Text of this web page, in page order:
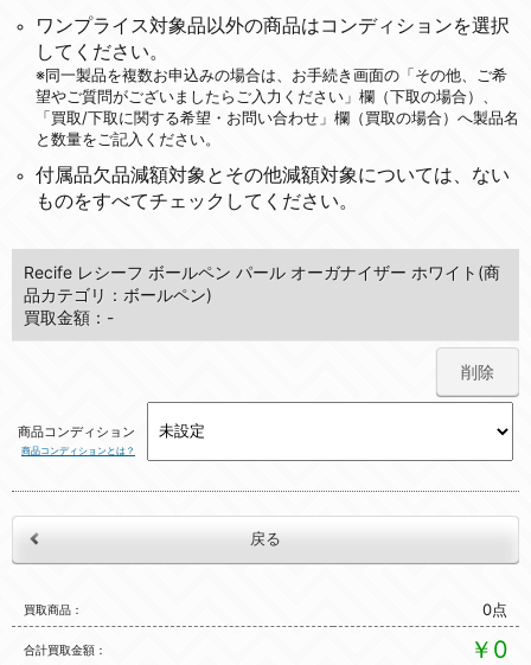
ワンプライス対象品以外の商品はコンディションを選択
してください。
※同一製品を複数お申込みの場合は、お手続き画面の「その他、ご希
望やご質問がございましたらご入力ください」欄（下取の場合）、
「買取/下取に関する希望・お問い合わせ」欄（買取の場合）へ製品名
と数量をご記入ください。
付属品欠品減額対象とその他減額対象については、ない
ものをすべてチェックしてください。
Recife レシーフ ボールペン パール オーガナイザー ホワイト(商
品カテゴリ：ボールペン)
買取金額：-
削除
商品コンディション
商品コンディションとは？
買取商品 0点
合計買取金額 ￥0